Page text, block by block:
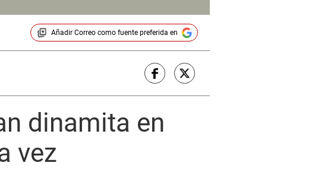
Añadir Correocomo fuente preferida en
dinamita en
vez